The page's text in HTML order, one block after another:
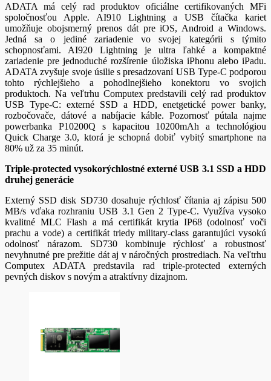
ADATA má celý rad produktov oficiálne certifikovaných MFi
spoločnosťou Apple. AI910 Lightning a USB čítačka kariet
umožňuje obojsmerný prenos dát pre iOS, Android a Windows.
Jedná sa o jediné zariadenie vo svojej kategórii s týmito
schopnosťami. AI920 Lightning je ultra ľahké a kompaktné
zariadenie pre jednoduché rozšírenie úložiska iPhonu alebo iPadu.
ADATA zvyšuje svoje úsilie s presadzovaní USB Type-C podporou
tohto rýchlejšieho a pohodlnejšieho konektoru vo svojich
produktoch. Na veľtrhu Computex predstavili celý rad produktov
USB Type-C: externé SSD a HDD, enetgetické power banky,
rozbočovače, dátové a nabíjacie káble. Pozornosť pútala najme
powerbanka P10200Q s kapacitou 10200mAh a technológiou
Quick Charge 3.0, ktorá je schopná dobiť vybitý smartphone na
80% už za 35 minút.
Triple-protected vysokorýchlostné externé USB 3.1 SSD a HDD
druhej generácie
Externý SSD disk SD730 dosahuje rýchlosť čítania aj zápisu 500
MB/s vďaka rozhraniu USB 3.1 Gen 2 Type-C. Využíva vysoko
kvalitné MLC Flash a má certifikát krytia IP68 (odolnosť voči
prachu a vode) a certifikát triedy military-class garantujúci vysokú
odolnosť nárazom. SD730 kombinuje rýchlosť a robustnosť
nevyhnutné pre prežitie dát aj v náročných prostrediach. Na veľtrhu
Computex ADATA predstavila rad triple-protected externých
pevných diskov s novým a atraktívny dizajnom.